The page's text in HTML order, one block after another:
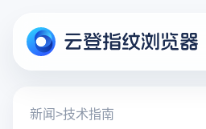
新闻>技术指南